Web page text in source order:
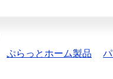
ぷらっとホーム製品